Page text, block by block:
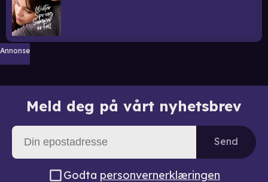
Annonse
Meld deg på vårt nyhetsbrev
Send
Godta personvernerklæringen